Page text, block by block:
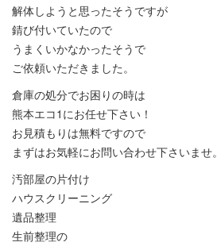
解体しようと思ったそうですが
錆び付いていたので
うまくいかなかったそうで
ご依頼いただきました。
倉庫の処分でお困りの時は
熊本エコ1にお任せ下さい！
お見積もりは無料ですので
まずはお気軽にお問い合わせ下さいませ。
汚部屋の片付け
ハウスクリーニング
遺品整理
生前整理の